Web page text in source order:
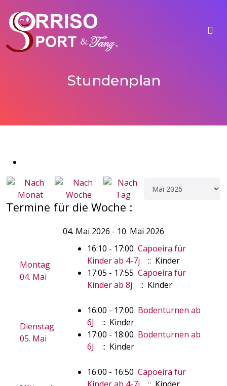
Stundenplan
Termine für die Woche :
04. Mai 2026 - 10. Mai 2026
Montag
04. Mai
16:10 - 17:00 Capoeira für
Kinder ab 4-7j
:: Kinder
17:05 - 17:55 Capoeira für
Kinder ab 8j
:: Kinder
Dienstag
05. Mai
16:00 - 17:00 Bodenturnen ab
6J
:: Kinder
17:00 - 18:00 Bodenturnen ab
6J
:: Kinder
16:00 - 16:50 Capoeira für